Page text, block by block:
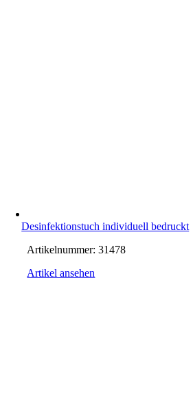
Desinfektionstuch individuell bedruckt
Artikelnummer:31478
Artikel ansehen